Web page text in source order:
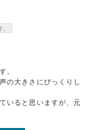
。
。
の大きさにびっくりし
いると思いますが、元